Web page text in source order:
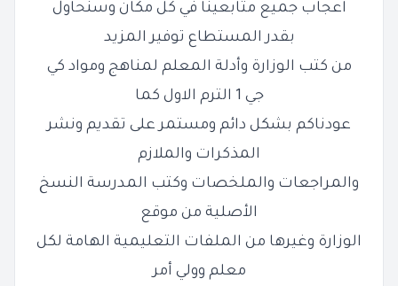
اعجاب جميع متابعينا في كل مكان وسنحاول
بقدر المستطاع توفير المزيد
من كتب الوزارة وأدلة المعلم لمناهج ومواد كي
جي 1 الترم الاول كما
عودناكم بشكل دائم ومستمر على تقديم ونشر
المذكرات والملازم
والمراجعات والملخصات وكتب المدرسة النسخ
الأصلية من موقع
الوزارة وغيرها من الملفات التعليمية الهامة لكل
معلم وولي أمر